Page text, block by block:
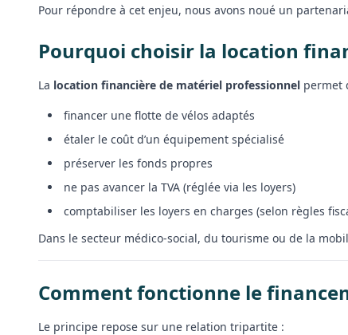
Pour répondre à cet enjeu, nous avons noué un
Pourquoi choisir la location
La location financière de matériel professionnel permet
financer une flotte de vélos adaptés
étaler le coût d’un équipement spécialisé
préserver les fonds propres
ne pas avancer la TVA (réglée via les loyers)
comptabiliser les loyers en charges (selon règles
Dans le secteur médico-social, du tourisme ou de la
Comment fonctionne le
Le principe repose sur une relation tripartite :